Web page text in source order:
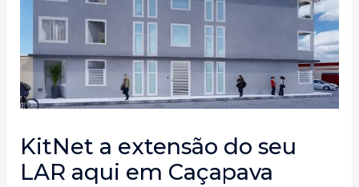
KitNet a extensão do seu
LAR aqui em Caçapava